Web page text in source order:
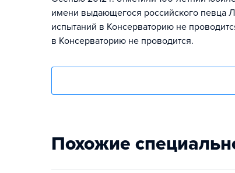
имени выдающегося российского певца
испытаний в Консерваторию не
в Консерваторию не проводится.
Похожие